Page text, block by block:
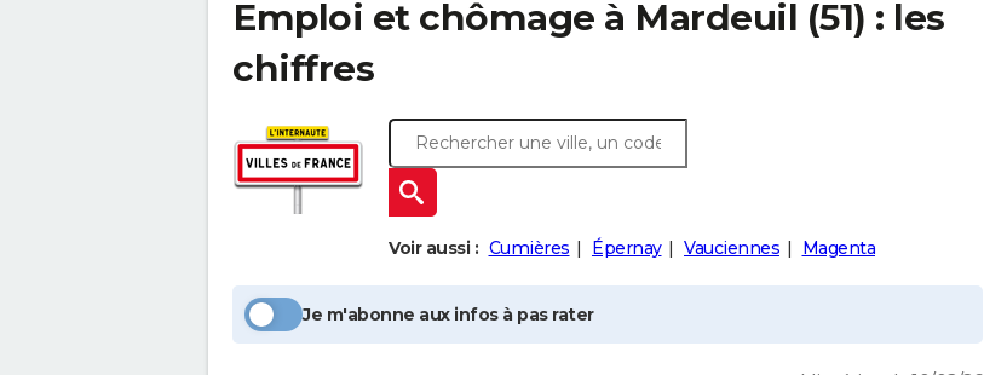
Emploi et chômage à Mardeuil (51) : les
chiffres
Voir aussi : Cumières Épernay Vauciennes Magenta
Je m'abonne aux infos à pas rater